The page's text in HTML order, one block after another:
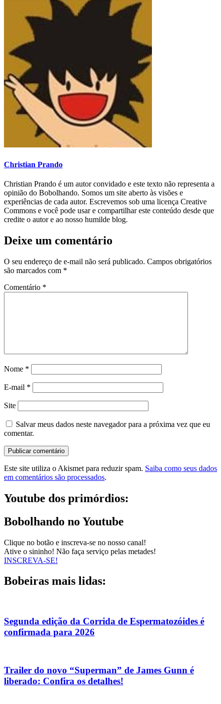
Christian Prando
Christian Prando é um autor convidado e este texto não representa a
opinião do Bobolhando. Somos um site aberto às visões e
experiências de cada autor. Escrevemos sob uma licença Creative
Commons e você pode usar e compartilhar este conteúdo desde que
credite o autor e ao nosso humilde blog.
Deixe um comentário
O seu endereço de e-mail não será publicado. Campos obrigatórios
são marcados com *
Comentário *
Nome *
E-mail *
Site
Salvar meus dados neste navegador para a próxima vez que eu
comentar.
Este site utiliza o Akismet para reduzir spam. Saiba como seus dados
em comentários são processados.
Youtube dos primórdios:
Bobolhando no Youtube
Clique no botão e inscreva-se no nosso canal!
Ative o sininho! Não faça serviço pelas metades!
INSCREVA-SE!
Bobeiras mais lidas:
Segunda edição da Corrida de Espermatozóides é
confirmada para 2026
Trailer do novo “Superman” de James Gunn é
liberado: Confira os detalhes!